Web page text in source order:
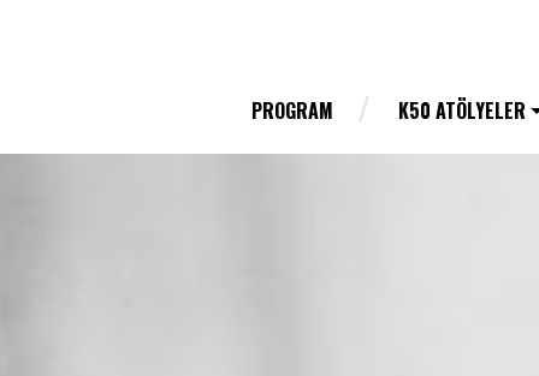
PROGRAM K50 ATÖLYELER